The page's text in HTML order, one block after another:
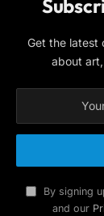
Get the latest
about
By signing
and our